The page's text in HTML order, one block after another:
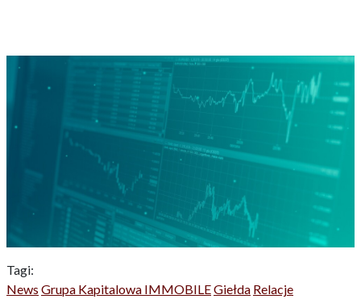
Tagi:
News Grupa Kapitalowa IMMOBILEGiełda Relacje